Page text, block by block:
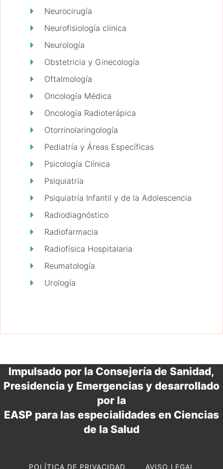
Neurocirugía
Neurofisiología clínica
Neurología
Obstetricia y Ginecología
Oftalmología
Oncología Médica
Oncología Radioterápica
Otorrinolaringología
Pediatría y Áreas Específicas
Psicología Clínica
Psiquiatría
Psiquiatría Infantil y de la Adolescencia
Radiodiagnóstico
Radiofarmacia
Radiofísica Hospitalaria
Reumatología
Urología
Impulsado por la Consejería de Sanidad,
Presidencia y Emergencias y desarrollado
por la
EASP para las especialidades en Ciencias
de la Salud
POLÍTICA DE PRIVACIDAD AVISO LEGAL